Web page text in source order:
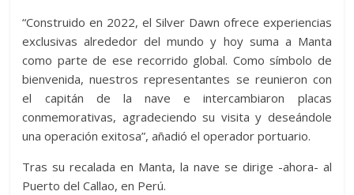
“Construido en 2022, el Silver Dawn ofrece experiencias
exclusivas alrededor del mundo y hoy suma a Manta
como parte de ese recorrido global. Como símbolo de
bienvenida, nuestros representantes se reunieron con
el capitán de la nave e intercambiaron placas
conmemorativas, agradeciendo su visita y deseándole
una operación exitosa”, añadió el operador portuario.
Tras su recalada en Manta, la nave se dirige -ahora- al
Puerto del Callao, en Perú.